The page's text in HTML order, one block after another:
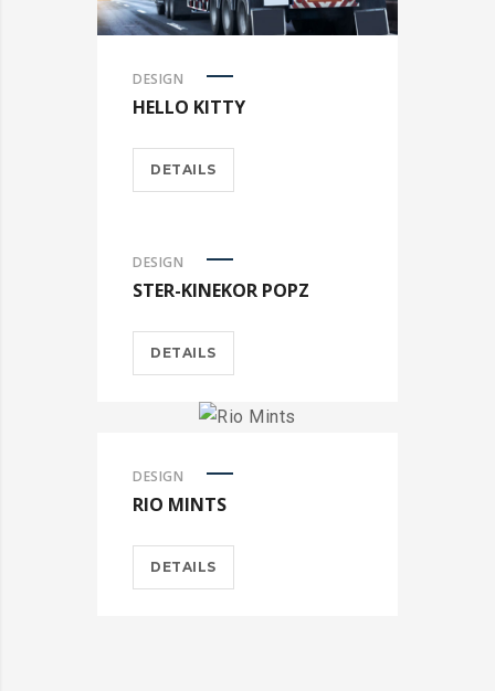
DESIGN
HELLO KITTY
DETAILS
DESIGN
STER-KINEKOR POPZ
DETAILS
DESIGN
RIO MINTS
DETAILS